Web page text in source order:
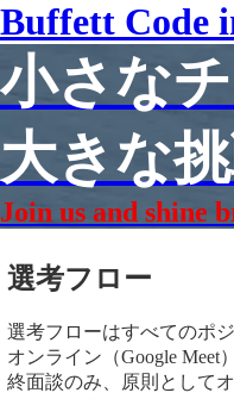
Buffett Code
小さなチ
大きな挑
Join us and shine
選考フロー
選考フローはすべてのポ
オンライン（Google
終面談のみ、原則として